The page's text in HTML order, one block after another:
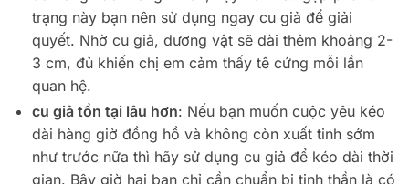
trạng này bạn nên sử dụng ngay cu giả để giải
quyết. Nhờ cu giả, dương vật sẽ dài thêm khoảng 2-
3 cm, đủ khiến chị em cảm thấy tê cứng mỗi lần
quan hệ.
cu giả tồn tại lâu hơn: Nếu bạn muốn cuộc yêu kéo
dài hàng giờ đồng hồ và không còn xuất tinh sớm
như trước nữa thì hãy sử dụng cu giả để kéo dài thời
gian. Bây giờ hai bạn chỉ cần chuẩn bị tinh thần là có